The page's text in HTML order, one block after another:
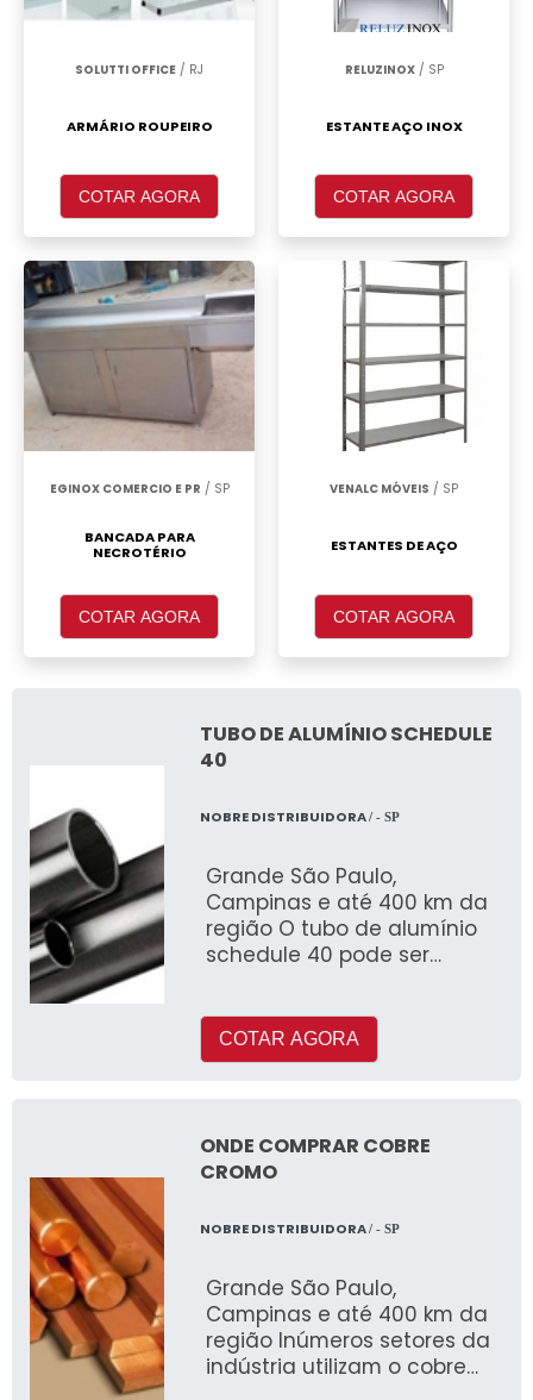
SOLUTTI OFFICE / RJ
ARMÁRIO ROUPEIRO
COTAR AGORA
RELUZINOX/ SP
ESTANTE AÇO INOX
COTAR AGORA
EGINOX COMERCIO E PR / SP
BANCADA PARA
NECROTÉRIO
COTAR AGORA
VENALC MÓVEIS / SP
ESTANTES DE AÇO
COTAR AGORA
TUBO DE ALUMÍNIO SCHEDULE
40
NOBRE DISTRIBUIDORA/ - SP
Grande São Paulo,
Campinas e até 400 km da
região O tubo de alumínio
schedule 40 pode ser
COTAR AGORA
ONDE COMPRAR COBRE
CROMO
NOBRE DISTRIBUIDORA/ - SP
Grande São Paulo,
Campinas e até 400 km da
região Inúmeros setores da
indústria utilizam o cobre